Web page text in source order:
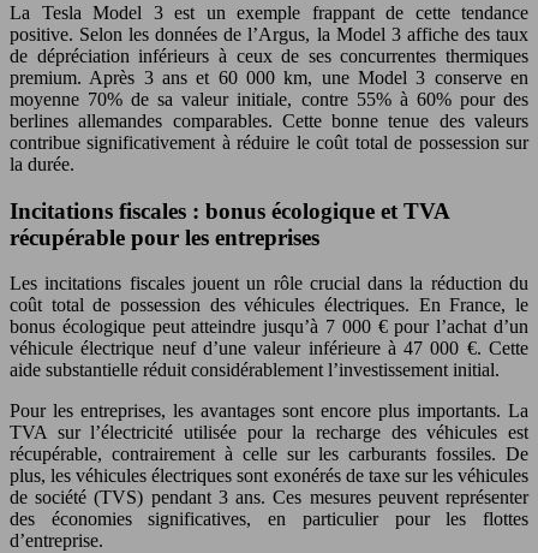
La Tesla Model 3 est un exemple frappant de cette tendance
positive. Selon les données de l’Argus, la Model 3 affiche des taux
de dépréciation inférieurs à ceux de ses concurrentes thermiques
premium. Après 3 ans et 60 000 km, une Model 3 conserve en
moyenne 70% de sa valeur initiale, contre 55% à 60% pour des
berlines allemandes comparables. Cette bonne tenue des valeurs
contribue significativement à réduire le coût total de possession sur
la durée.
Incitations fiscales : bonus écologique et TVA
récupérable pour les entreprises
Les incitations fiscales jouent un rôle crucial dans la réduction du
coût total de possession des véhicules électriques. En France, le
bonus écologique peut atteindre jusqu’à 7 000 € pour l’achat d’un
véhicule électrique neuf d’une valeur inférieure à 47 000 €. Cette
aide substantielle réduit considérablement l’investissement initial.
Pour les entreprises, les avantages sont encore plus importants. La
TVA sur l’électricité utilisée pour la recharge des véhicules est
récupérable, contrairement à celle sur les carburants fossiles. De
plus, les véhicules électriques sont exonérés de taxe sur les véhicules
de société (TVS) pendant 3 ans. Ces mesures peuvent représenter
des économies significatives, en particulier pour les flottes
d’entreprise.